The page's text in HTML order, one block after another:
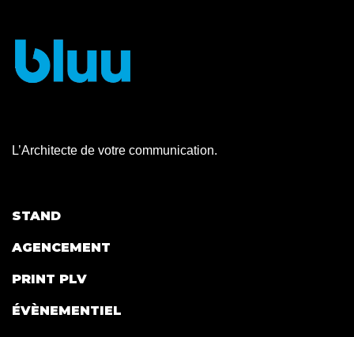
L’Architecte de votre communication.
STAND
AGENCEMENT
PRINT PLV
ÉVÈNEMENTIEL